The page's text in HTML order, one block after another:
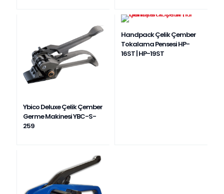
Ybico Deluxe Çelik Çember
Germe Makinesi YBC-S-
259
Handpack Çelik Çember
Tokalama Pensesi HP-
16ST | HP-19ST